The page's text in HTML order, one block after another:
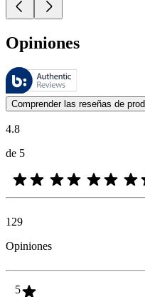
Opiniones
Estas reseñas las gestiona
Las opiniones de los clientes
Comprender las reseñas de
4.8
de 5
129
Opiniones
5